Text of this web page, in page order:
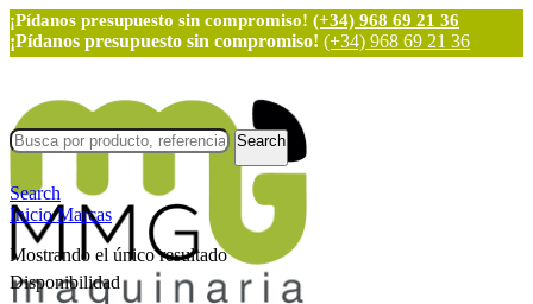
¡Pídanos presupuesto sin compromiso! (+34) 968 69 21 36
¡Pídanos presupuesto sin compromiso! (+34) 968 69 21 36
Search
Search
InicioMarcas
Mostrando el único resultado
Disponibilidad